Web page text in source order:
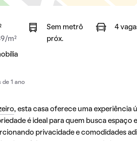
m²
Sem metrô
próx.
4
de 1 ano
, esta casa oferece uma experiência
é ideal para quem busca
privacidade e comodidades